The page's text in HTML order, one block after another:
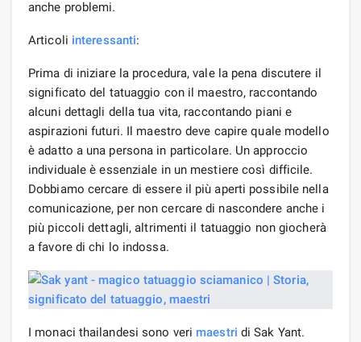
anche problemi.
Articoli interessanti:
Prima di iniziare la procedura, vale la pena discutere il
significato del tatuaggio con il maestro, raccontando
alcuni dettagli della tua vita, raccontando piani e
aspirazioni futuri. Il maestro deve capire quale modello
è adatto a una persona in particolare. Un approccio
individuale è essenziale in un mestiere così difficile.
Dobbiamo cercare di essere il più aperti possibile nella
comunicazione, per non cercare di nascondere anche i
più piccoli dettagli, altrimenti il ​​tatuaggio non giocherà
a favore di chi lo indossa.
I monaci thailandesi sono veri maestri di Sak Yant.